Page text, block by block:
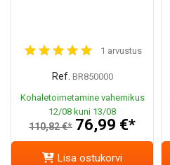
1 arvustus
Ref. BR850000
Kohaletoimetamine vahemikus
12/08 kuni 13/08
110,82 €* 76,99 €*
Lisa ostukorvi